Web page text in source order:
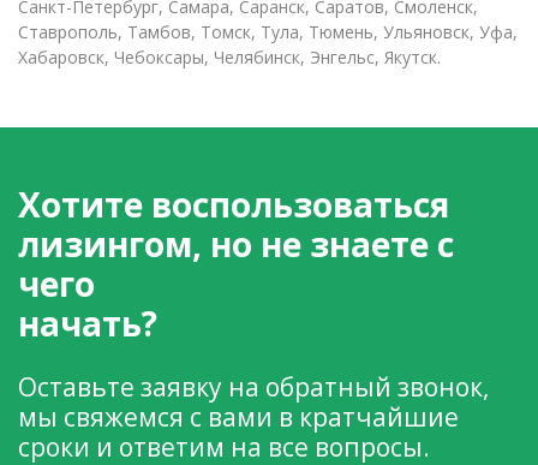
Санкт-Петербург, Самара, Саранск, Саратов, Смоленск,
Ставрополь, Тамбов, Томск, Тула, Тюмень, Ульяновск, Уфа,
Хабаровск, Чебоксары, Челябинск, Энгельс, Якутск.
Хотите воспользоваться
лизингом, но не знаете с
чего
начать?
Оставьте заявку на обратный звонок,
мы свяжемся с вами в кратчайшие
сроки и ответим на все вопросы.